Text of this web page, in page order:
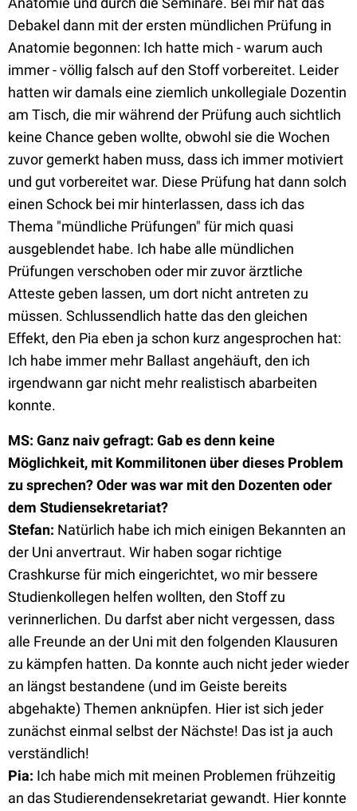
Debakel dann mit der ersten mündlichen Prüfung in
Anatomie begonnen: Ich hatte mich - warum auch
immer - völlig falsch auf den Stoff vorbereitet. Leider
hatten wir damals eine ziemlich unkollegiale Dozentin
am Tisch, die mir während der Prüfung auch sichtlich
keine Chance geben wollte, obwohl sie die Wochen
zuvor gemerkt haben muss, dass ich immer motiviert
und gut vorbereitet war. Diese Prüfung hat dann solch
einen Schock bei mir hinterlassen, dass ich das
Thema "mündliche Prüfungen" für mich quasi
ausgeblendet habe. Ich habe alle mündlichen
Prüfungen verschoben oder mir zuvor ärztliche
Atteste geben lassen, um dort nicht antreten zu
müssen. Schlussendlich hatte das den gleichen
Effekt, den Pia eben ja schon kurz angesprochen hat:
Ich habe immer mehr Ballast angehäuft, den ich
irgendwann gar nicht mehr realistisch abarbeiten
konnte.
MS: Ganz naiv gefragt: Gab es denn keine
Möglichkeit, mit Kommilitonen über dieses Problem
zu sprechen? Oder was war mit den Dozenten oder
dem Studiensekretariat?
Stefan: Natürlich habe ich mich einigen Bekannten an
der Uni anvertraut. Wir haben sogar richtige
Crashkurse für mich eingerichtet, wo mir bessere
Studienkollegen helfen wollten, den Stoff zu
verinnerlichen. Du darfst aber nicht vergessen, dass
alle Freunde an der Uni mit den folgenden Klausuren
zu kämpfen hatten. Da konnte auch nicht jeder wieder
an längst bestandene (und im Geiste bereits
abgehakte) Themen anknüpfen. Hier ist sich jeder
zunächst einmal selbst der Nächste! Das ist ja auch
verständlich!
Pia: Ich habe mich mit meinen Problemen frühzeitig
an das Studierendensekretariat gewandt. Hier konnte